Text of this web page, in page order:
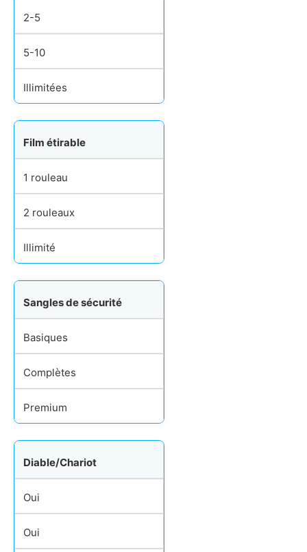
2-5
5-10
Illimitées
Film étirable
1 rouleau
2 rouleaux
Illimité
Sangles de sécurité
Basiques
Complètes
Premium
Diable/Chariot
Oui
Oui